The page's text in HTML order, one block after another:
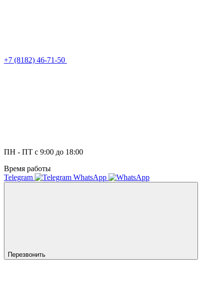
+7 (8182) 46-71-50
ПН - ПТ с 9:00 до 18:00
Время работы
Telegram
WhatsApp
Перезвонить